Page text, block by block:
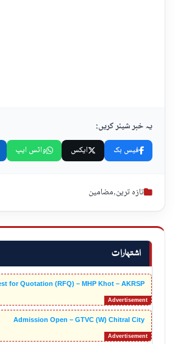
اشتہارات
for Quotation (RFQ) – MHP Khot – AKRSP
Admission Open – GTVC (W) Chitral City
یہ خبر شیئر کریں:
فیس بک ایکس واٹس ایپ
تازہ ترین,مضامین